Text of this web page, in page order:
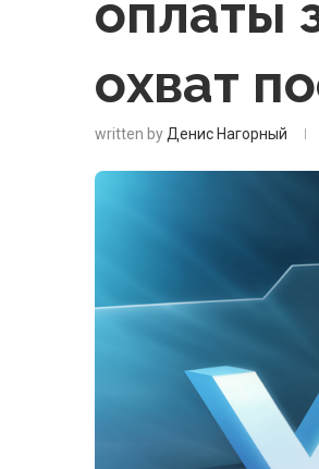
оплаты
охват
written by Денис Нагорный